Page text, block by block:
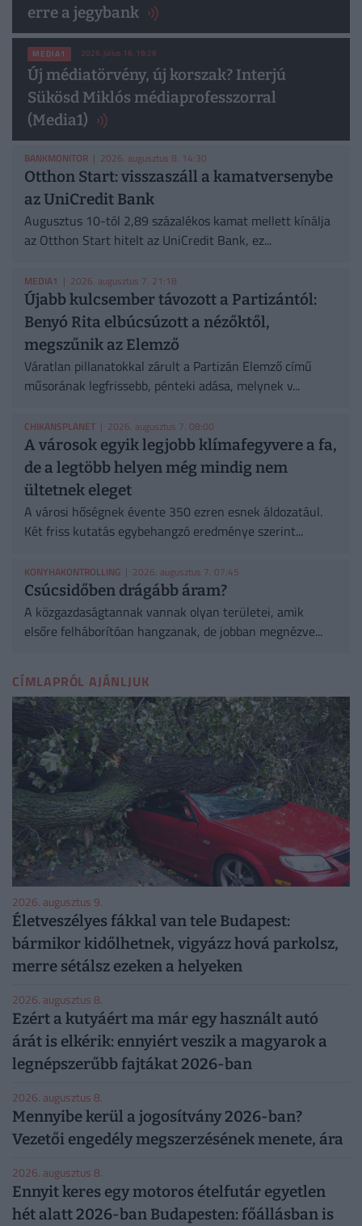
erre a jegybank
MEDIA1 2026. július 16. 18:28
Új médiatörvény, új korszak? Interjú
Sükösd Miklós médiaprofesszorral
(Media1)
BANKMONITOR | 2026. augusztus 8. 14:30
Otthon Start: visszaszáll a kamatversenybe
az UniCredit Bank
Augusztus 10-tól 2,89 százalékos kamat mellett kínálja
az Otthon Start hitelt az UniCredit Bank, ez...
MEDIA1 | 2026. augusztus 7. 21:18
Újabb kulcsember távozott a Partizántól:
Benyó Rita elbúcsúzott a nézőktől,
megszűnik az Elemző
Váratlan pillanatokkal zárult a Partizán Elemző című
műsorának legfrissebb, pénteki adása, melynek v...
CHIKANSPLANET | 2026. augusztus 7. 08:00
A városok egyik legjobb klímafegyvere a fa,
de a legtöbb helyen még mindig nem
ültetnek eleget
A városi hőségnek évente 350 ezren esnek áldozatául.
Két friss kutatás egybehangzó eredménye szerint...
KONYHAKONTROLLING | 2026. augusztus 7. 07:45
Csúcsidőben drágább áram?
A közgazdaságtannak vannak olyan területei, amik
elsőre felháborítóan hangzanak, de jobban megnézve...
CÍMLAPRÓL AJÁNLJUK
2026. augusztus 9.
Életveszélyes fákkal van tele Budapest:
bármikor kidőlhetnek, vigyázz hová parkolsz,
merre sétálsz ezeken a helyeken
2026. augusztus 8.
Ezért a kutyáért ma már egy használt autó
árát is elkérik: ennyiért veszik a magyarok a
legnépszerűbb fajtákat 2026-ban
2026. augusztus 8.
Mennyibe kerül a jogosítvány 2026-ban?
Vezetői engedély megszerzésének menete, ára
2026. augusztus 8.
Ennyit keres egy motoros ételfutár egyetlen
hét alatt 2026-ban Budapesten: főállásban is